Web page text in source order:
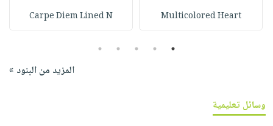
Multicolored Heart
Carpe Diem Lined N
1
2
3
4
5
المزيد من البنود »
وسائل تعليمية